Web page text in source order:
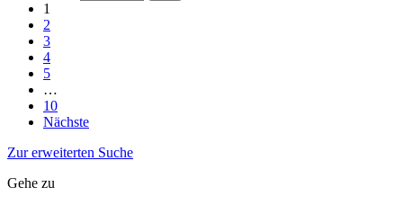
1
2
3
4
5
…
10
Nächste
Zur erweiterten Suche
Gehe zu